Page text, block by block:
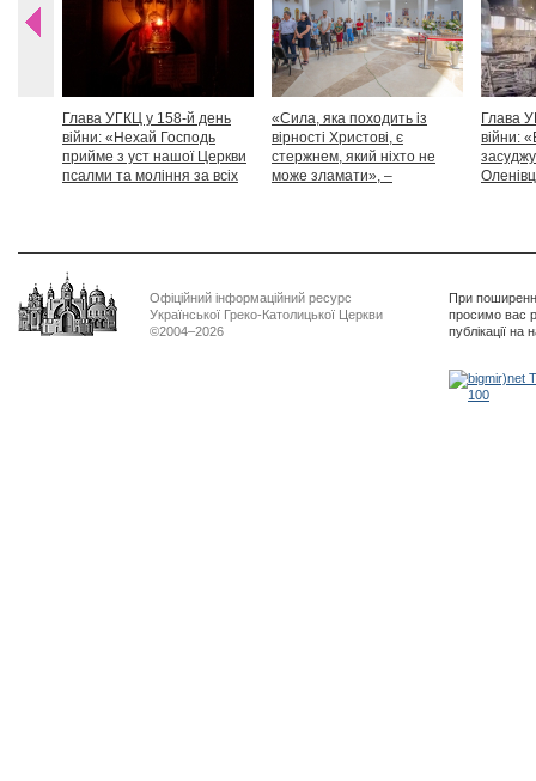
Глава УГКЦ у 158-й день
війни: «Нехай Господь
прийме з уст нашої Церкви
псалми та моління за всіх
«Сила, яка походить із
вірності Христові, є
стержнем, який ніхто не
може зламати», –
Глава
війни:
Офіційний інформаційний ресурс
Української Греко-Католицької Церкви
©2004–2026
При
просимо вас
публікації на